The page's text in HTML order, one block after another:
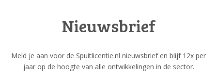
Nieuwsbrief
Meld je aan voor de Spuitlicentie.nl nieuwsbrief en blijf 12x per
jaar op de hoogte van alle ontwikkelingen in de sector.